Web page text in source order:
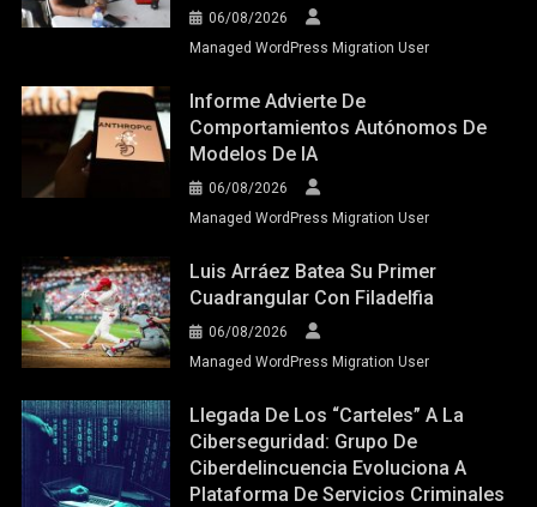
06/08/2026
Managed WordPress Migration User
Informe Advierte De
Comportamientos Autónomos De
Modelos De IA
06/08/2026
Managed WordPress Migration User
Luis Arráez Batea Su Primer
Cuadrangular Con Filadelfia
06/08/2026
Managed WordPress Migration User
Llegada De Los “carteles” A La
Ciberseguridad: Grupo De
Ciberdelincuencia Evoluciona A
Plataforma De Servicios Criminales